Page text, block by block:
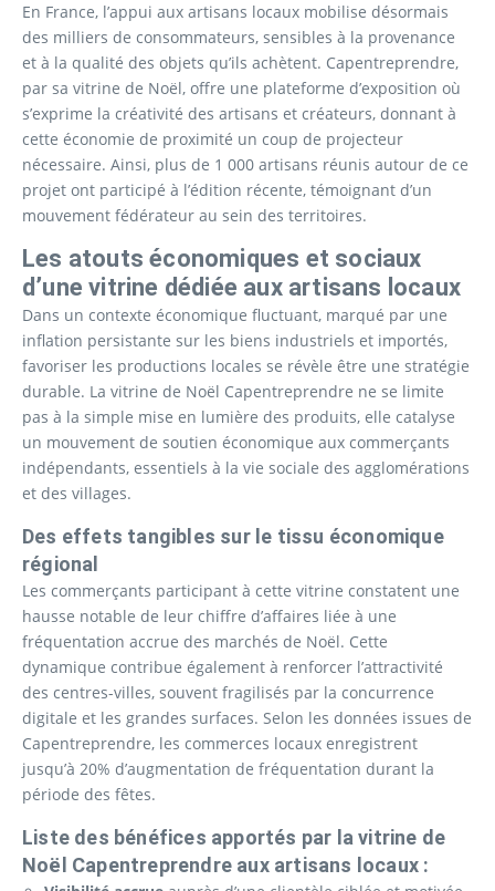
En France, l’appui aux artisans locaux mobilise désormais
des milliers de consommateurs, sensibles à la provenance
et à la qualité des objets qu’ils achètent. Capentreprendre,
par sa vitrine de Noël, offre une plateforme d’exposition où
s’exprime la créativité des artisans et créateurs, donnant à
cette économie de proximité un coup de projecteur
nécessaire. Ainsi, plus de 1 000 artisans réunis autour de ce
projet ont participé à l’édition récente, témoignant d’un
mouvement fédérateur au sein des territoires.
Les atouts économiques et sociaux
d’une vitrine dédiée aux artisans locaux
Dans un contexte économique fluctuant, marqué par une
inflation persistante sur les biens industriels et importés,
favoriser les productions locales se révèle être une stratégie
durable. La vitrine de Noël Capentreprendre ne se limite
pas à la simple mise en lumière des produits, elle catalyse
un mouvement de soutien économique aux commerçants
indépendants, essentiels à la vie sociale des agglomérations
et des villages.
Des effets tangibles sur le tissu économique
régional
Les commerçants participant à cette vitrine constatent une
hausse notable de leur chiffre d’affaires liée à une
fréquentation accrue des marchés de Noël. Cette
dynamique contribue également à renforcer l’attractivité
des centres-villes, souvent fragilisés par la concurrence
digitale et les grandes surfaces. Selon les données issues de
Capentreprendre, les commerces locaux enregistrent
jusqu’à 20% d’augmentation de fréquentation durant la
période des fêtes.
Liste des bénéfices apportés par la vitrine de
Noël Capentreprendre aux artisans locaux :